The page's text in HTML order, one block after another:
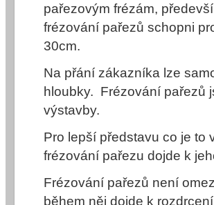
pařezovým frézám,
frézování pařezů schopni
30cm.
Na přání zákazníka lze
hloubky. Frézování pařezů
výstavby.
Pro lepší představu co je to
frézování pařezu dojde k
Frézování pařezů není
během něj dojde k